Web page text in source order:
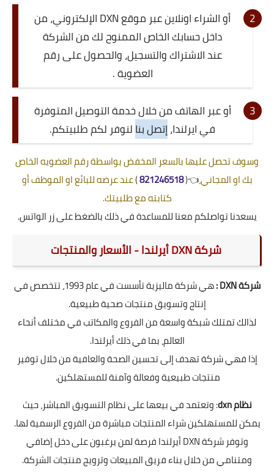
أو الشراء اونلاين عبر موقع DXN الإلكتروني، من
داخل حسابك الخاص الممنوح لك من الشركة
عندالاشتراك والتسجيل، والحصول على رقم
العضوية .
أو عبر الهاتف من خلال خدمة التوصيل المتوفرة
في ايرلندا،إتصل بنالنوفر لكم طلبيتكم.
وسوف تحصل عليها بالسعر المخفض بواسطة رقم العضويه الخاص
بك او المجاني،👈(
821246518
)عند عرضه للبائع او الموظف أو
كتابته مع طلبيتك.
يسعدنا تواصلكم معنا للمساعدة في ذلك بالضغط على زر الواتس.
شركة DXN أيرلندا - الأسعار والمنتجات
شركة DXN :
هي شركة ماليزية تأسست في عام 1993، تتخصص في
إنتاج وتسويق منتجات صحية طبيعية.
لذالك تمتلك شبكة واسعة من الفروع والمكاتب في مختلف أنحاء
العالم، بما في ذلك أيرلندا.
إذا فهي شركة تهدف إلى تحسين الصحة والعافية من خلال توفير
منتجات طبيعية وفعالة وآمنة للمستهلكين.
نظام dxn
: وتعتمد في بيعها على نظام التسويق المباشر، حيث
يمكن للمستهلكين شراء المنتجات مباشرة من الفروع الرسمية لها.
وتوفر شركة DXN أيرلندا فرصة لمن يرغبون على دخل إضافي
ومتنامي من خلال بناء فريق المبيعات وترويج منتجات الشركة.